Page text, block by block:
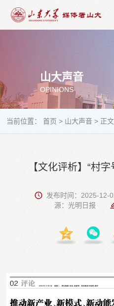
山大声音
OPINIONS
当前位置：首页 > 山大声音 > 正文
【文化评析】“村
发布时间：2025-12-
源：光明日报